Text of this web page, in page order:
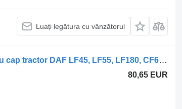
Luați legătura cu vânzătorul
Furtun de frână DAF CF85 (01.01-) 1680553 pentru cap tractor DAF LF45, LF55, LF180, CF65, CF75, CF85 (2001-)
80,65 EUR